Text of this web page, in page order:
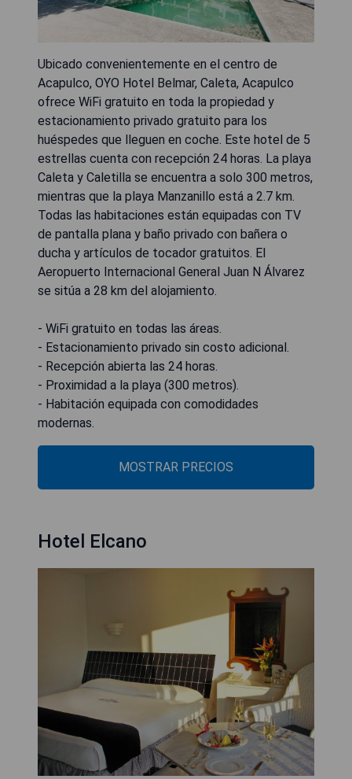
Ubicado convenientemente en el centro de
Acapulco, OYO Hotel Belmar, Caleta, Acapulco
ofrece WiFi gratuito en toda la propiedad y
estacionamiento privado gratuito para los
huéspedes que lleguen en coche. Este hotel de 5
estrellas cuenta con recepción 24 horas. La playa
Caleta y Caletilla se encuentra a solo 300 metros,
mientras que la playa Manzanillo está a 2.7 km.
Todas las habitaciones están equipadas con TV
de pantalla plana y baño privado con bañera o
ducha y artículos de tocador gratuitos. El
Aeropuerto Internacional General Juan N Álvarez
se sitúa a 28 km del alojamiento.
- WiFi gratuito en todas las áreas.
- Estacionamiento privado sin costo adicional.
- Recepción abierta las 24 horas.
- Proximidad a la playa (300 metros).
- Habitación equipada con comodidades
modernas.
MOSTRAR PRECIOS
Hotel Elcano